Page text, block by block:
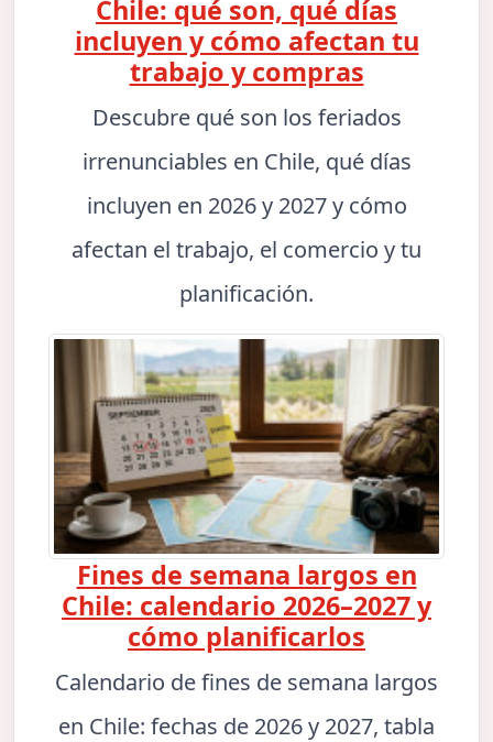
Chile: qué son, qué días
incluyen y cómo afectan tu
trabajo y compras
Descubre qué son los feriados
irrenunciables en Chile, qué días
incluyen en 2026 y 2027 y cómo
afectan el trabajo, el comercio y tu
planificación.
Fines de semana largos en
Chile: calendario 2026–2027 y
cómo planificarlos
Calendario de fines de semana largos
en Chile: fechas de 2026 y 2027, tabla